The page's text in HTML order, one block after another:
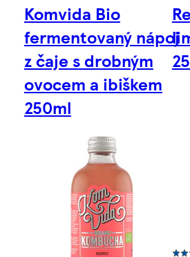
Komvida Bio
fermentovaný nápoj
z čaje s drobným
ovocem a ibiškem
250ml